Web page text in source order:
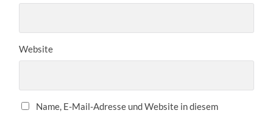
Website
Name, E-Mail-Adresse und Website in diesem